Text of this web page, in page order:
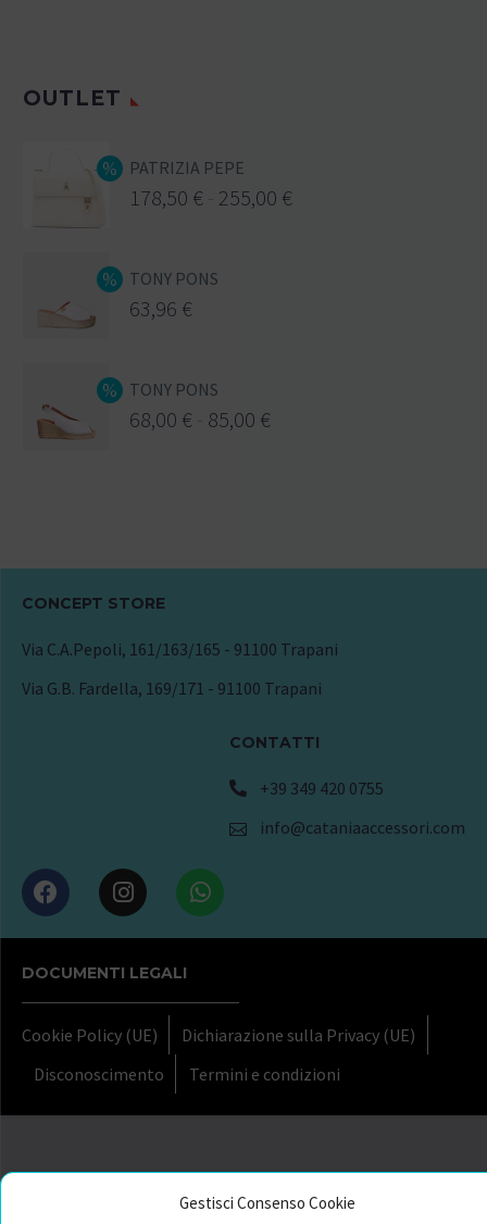
Gestisci Consenso Cookie
OUTLET
PATRIZIA PEPE
178,50 € 255,00 €
TONY PONS
63,96 €
TONY PONS
68,00 € 85,00 €
CONCEPT STORE
Via C.A.Pepoli, 161/163/165 - 91100 Trapani
Via G.B. Fardella, 169/171 - 91100 Trapani
CONTATTI
+39 349 420 0755
info@cataniaaccessori.com
DOCUMENTI LEGALI
Cookie Policy (UE)
Dichiarazione sulla Privacy (UE)
Disconoscimento
Termini e condizioni